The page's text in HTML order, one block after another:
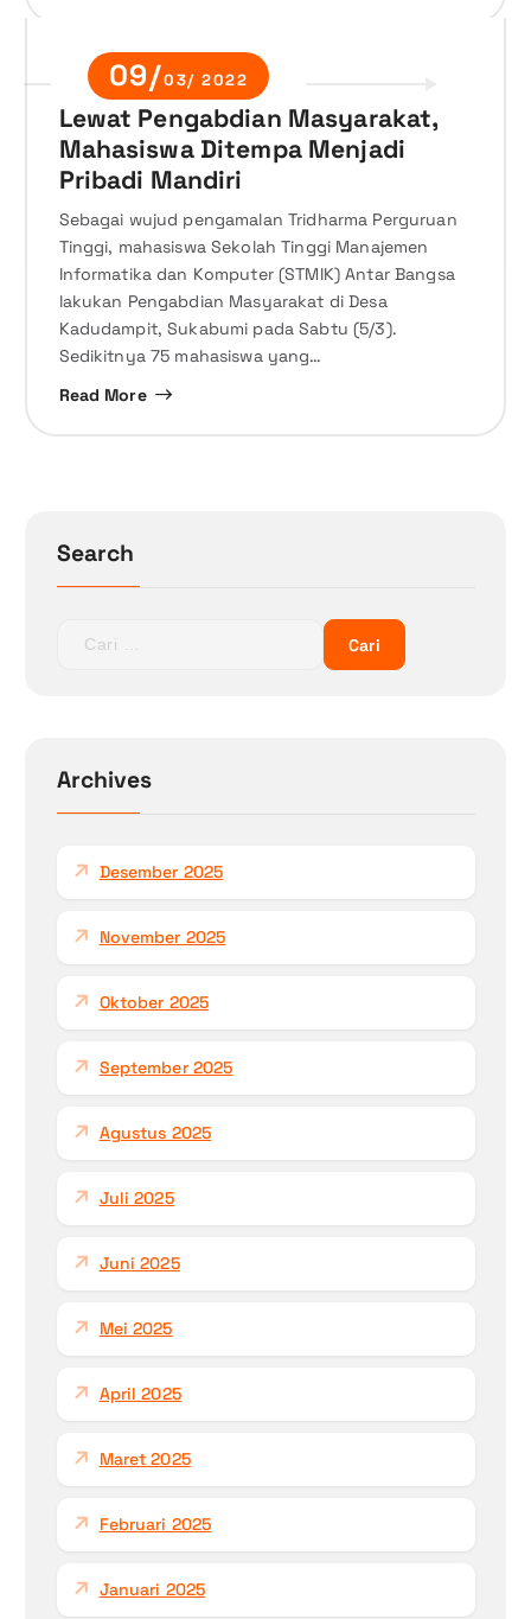
09/03/ 2022
Lewat Pengabdian Masyarakat,
Mahasiswa Ditempa Menjadi
Pribadi Mandiri
Sebagai wujud pengamalan Tridharma Perguruan
Tinggi, mahasiswa Sekolah Tinggi Manajemen
Informatika dan Komputer (STMIK) Antar Bangsa
lakukan Pengabdian Masyarakat di Desa
Kadudampit, Sukabumi pada Sabtu (5/3).
Sedikitnya 75 mahasiswa yang…
Read More
Search
n
tArchives
Desember 2025
November 2025
Oktober 2025
September 2025
Agustus 2025
Juli 2025
Juni 2025
Mei 2025
April 2025
Maret 2025
Februari 2025
Januari 2025